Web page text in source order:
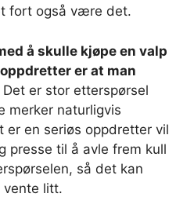
fort også være det.
å skulle kjøpe en valp
er at man
Det er stor etterspørsel
merker naturligvis
er en seriøs oppdretter vil
presse til å avle frem kull
så det kan
vente litt.